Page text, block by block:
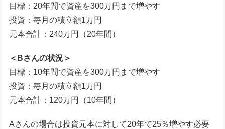
目標：20年間で資産を300万円まで増やす
投資：毎月の積立額1万円
元本合計：240万円（20年間）
＜Bさんの状況＞
目標：10年間で資産を300万円まで増やす
投資：毎月の積立額1万円
元本合計：120万円（10年間）
Aさんの場合は投資元本に対して20年で25％増やす必要